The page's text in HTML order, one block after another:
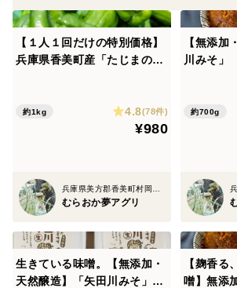
ら名付けられた人気のさつまいも。
・加熱すると糖度がぐっと上がり、
にじむほどの濃厚な甘さに。
・そのまま焼いても、干し芋やスイー
しても美味しく、プロの料理人にも選
【おすすめの食べ方】
炊飯器でも簡単に甘〜い焼き芋ができ
【１人１回だけの特別価格】
兵庫県香美町産「たじまのピ
約1kg 4.8(78件)
¥980
むらおか夢アグリ
【無添加
川みそ
約700g
生きている味噌。【無添加・
天然醸造】「矢田川みそ」
【麹香る
噌】無添